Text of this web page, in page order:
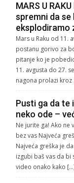
MARS U
spremni da
eksplodiramo
Mars u Raku od 11.
postanu gorivo za
pitanje ko je
11. avgusta do 27.
nagona prolazi
Pusti ga da te
neko ode –
Ne jurite ga! Ako ne
bez vas Najveća
Najveća greška je
izgubi baš vas da bi
video onako kako